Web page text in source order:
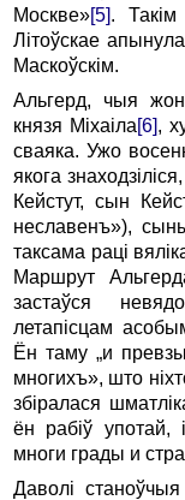
Москве»[5]. Такім
Літоўскае
Маскоўскім.
Альгерд, чыя
князя Міхаіла[6],
сваяка. Ужо
якога
Кейстут, сын
неславенъ»),
таксама раці
Марш­рут
застаўся
летапісцам
Ён таму „и
многихъ», што
збіралася
ён рабіў
многи грады и
Даволі